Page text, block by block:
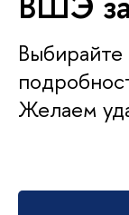
Выбирайте
Желаем